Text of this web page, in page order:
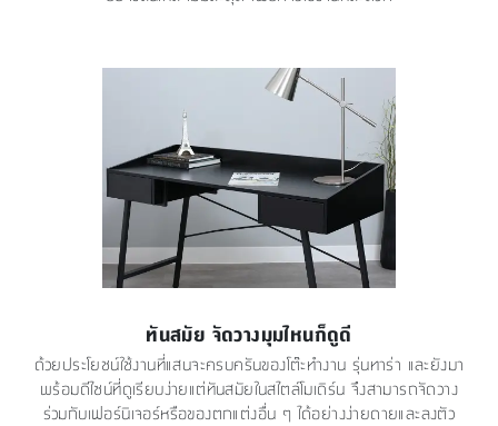
ทันสมัย จัดวางมุมไหนก็ดูดี
ด้วยประโยชน์ใช้งานที่แสนจะครบครันของโต๊ะทำงาน รุ่นทาร่า และยังมา
พร้อมดีไซน์ที่ดูเรียบง่ายแต่ทันสมัยในสไตล์โมเดิร์น จึงสามารถจัดวาง
ร่วมกับเฟอร์นิเจอร์หรือของตกแต่งอื่น ๆ ได้อย่างง่ายดายและลงตัว